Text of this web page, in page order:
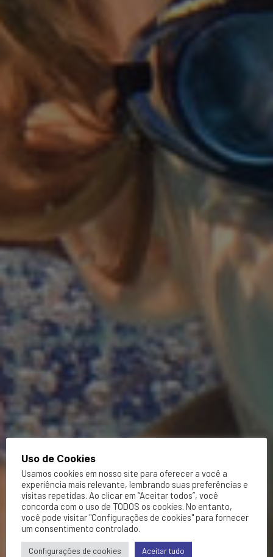
Uso de Cookies
Usamos cookies em nosso site para oferecer a você a
experiência mais relevante, lembrando suas preferências e
visitas repetidas. Ao clicar em “Aceitar todos”, você
concorda com o uso de TODOS os cookies. No entanto,
você pode visitar "Configurações de cookies" para fornecer
um consentimento controlado.
Configurações de cookies Aceitar tudo